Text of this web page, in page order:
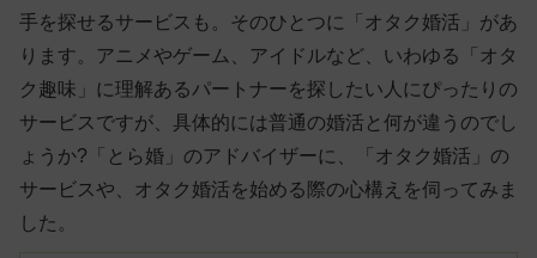
手を探せるサービスも。そのひとつに「オタク婚活」があ
ります。アニメやゲーム、アイドルなど、いわゆる「オタ
ク趣味」に理解あるパートナーを探したい人にぴったりの
サービスですが、具体的には普通の婚活と何が違うのでし
ょうか?「とら婚」のアドバイザーに、「オタク婚活」の
サービスや、オタク婚活を始める際の心構えを伺ってみま
した。